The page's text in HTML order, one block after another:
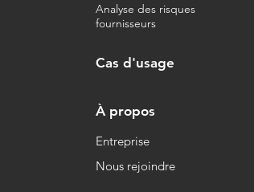
Analyse des risques
fournisseurs
Cas d'usage
À propos
Entreprise
Nous rejoindre